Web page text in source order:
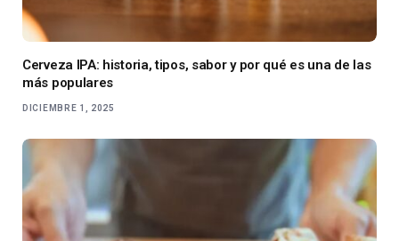
Cerveza IPA: historia, tipos, sabor y por qué es una de las
más populares
DICIEMBRE 1, 2025